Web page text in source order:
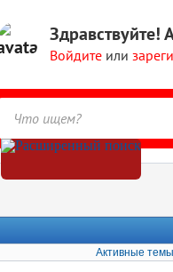
Здравствуйте!
Войдите или
Активные темы